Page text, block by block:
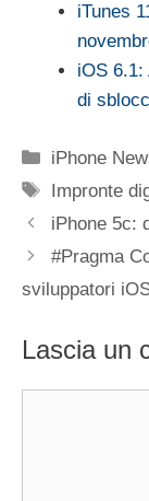
iTunes
iOS
di
Categorie
iPhone
Tag
Impronte
iPhone 5c:
#Pragma
sviluppatori
Lascia un